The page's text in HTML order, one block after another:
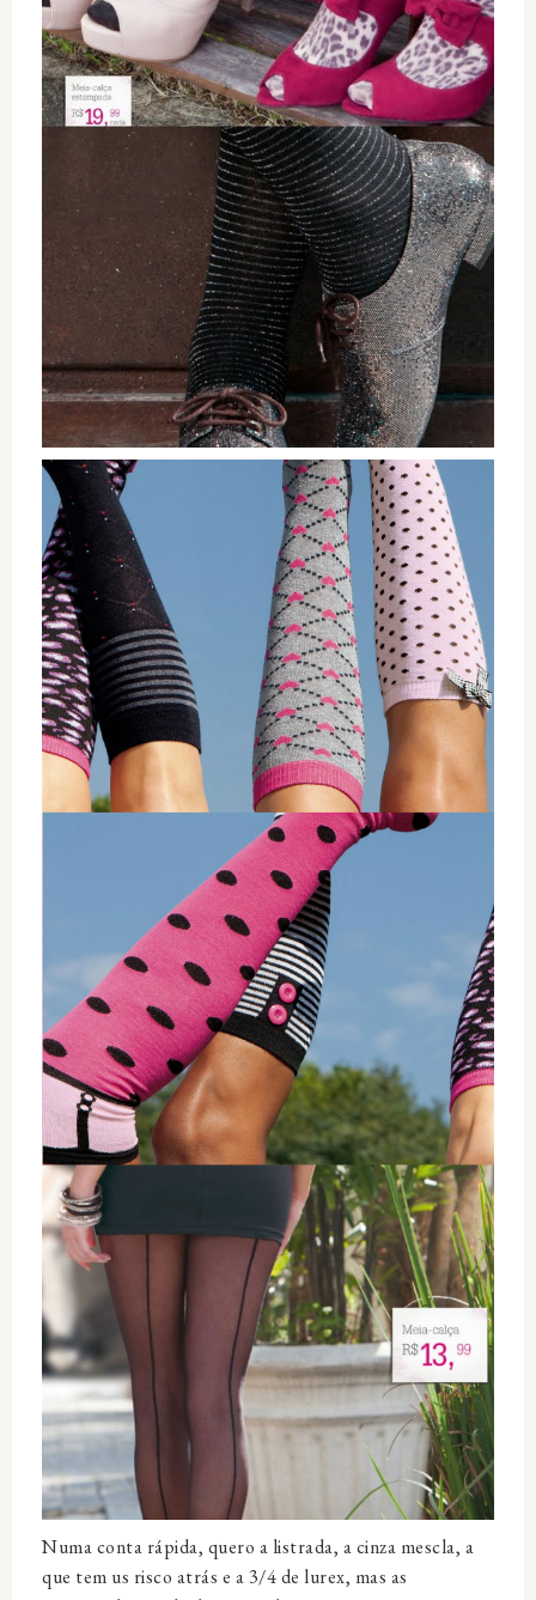
Numa conta rápida, quero a listrada, a cinza mescla, a
que tem us risco atrás e a 3/4 de lurex, mas as